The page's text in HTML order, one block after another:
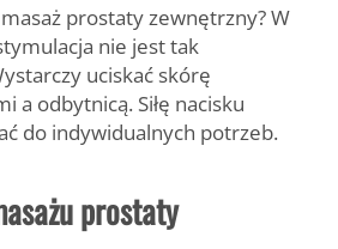
prostaty zewnętrzny? W
nie jest tak
uciskać skórę
a odbytnicą. Siłę nacisku
do indywidualnych potrzeb.
prostaty